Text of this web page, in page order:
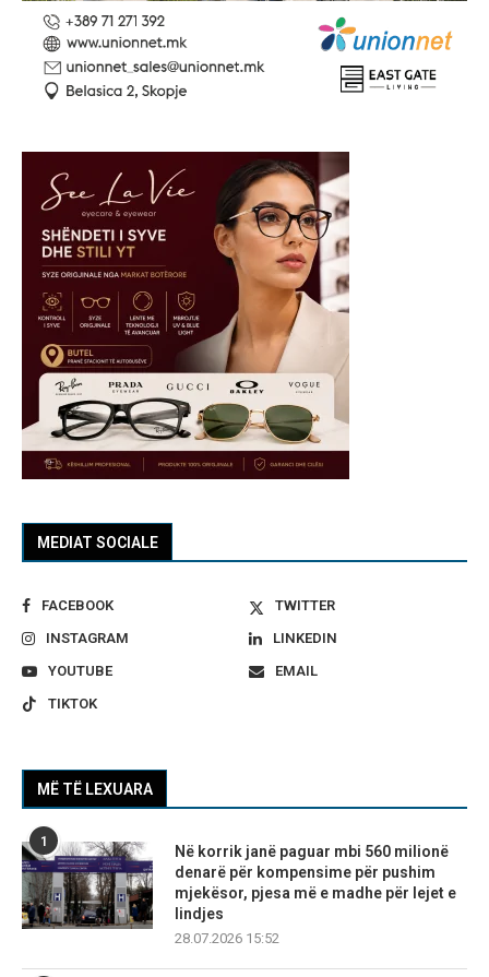
MEDIAT SOCIALE
FACEBOOK
TWITTER
INSTAGRAM
LINKEDIN
YOUTUBE
EMAIL
TIKTOK
MË TË LEXUARA
1
Në korrik janë paguar mbi 560 milionë
denarë për kompensime për pushim
mjekësor, pjesa më e madhe për lejet e
lindjes
28.07.2026 15:52